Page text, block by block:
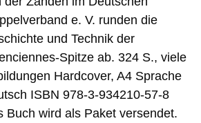
e. V. runden die
und Technik der
Spitze ab. 324 S., viele
Hardcover, A4 Sprache
ISBN 978-3-934210-57-8
Buch wird als Paket versendet.